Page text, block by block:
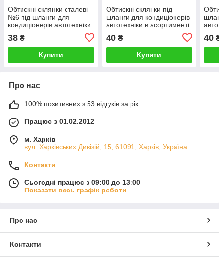
Обтискні склянки сталеві
№6 під шланги для
кондиціонерів автотехніки
38 ₴
Купити
Обтискні склянки під
шланги для кондиціонерів
автотехніки в асортименті
40₴
Купити
40
Про нас
100% позитивних з 53 відгуків за рік
Працює з 01.02.2012
м. Харків
вул. Харківських Дивізій, 15, 61091, Харків, Україна
Контакти
Сьогодні працює з 09:00 до 13:00
Показати весь графік роботи
Про нас
Контакти